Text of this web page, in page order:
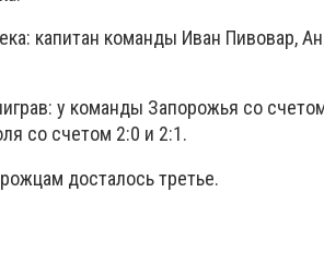
капитан команды Иван Пивовар,
у команды Запорожья со
со счетом 2:0 и 2:1.
досталось третье.